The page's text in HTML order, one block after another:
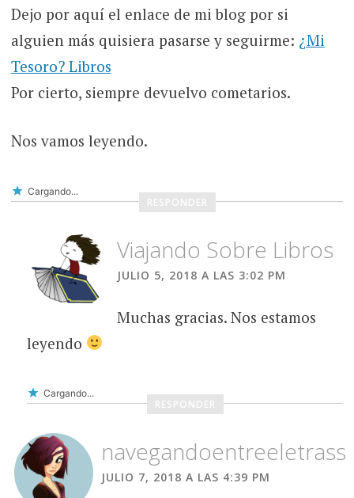
Dejo por aquí el enlace de mi blog por si
alguien más quisiera pasarse y seguirme: ¿Mi
Tesoro? Libros
Por cierto, siempre devuelvo cometarios.
Nos vamos leyendo.
Cargando...
RESPONDER
Viajando Sobre Libros
JULIO 5, 2018 A LAS 3:02 PM
Muchas gracias. Nos estamos
leyendo
Cargando...
RESPONDER
navegandoentreeletrass
JULIO 7, 2018 A LAS 4:39 PM